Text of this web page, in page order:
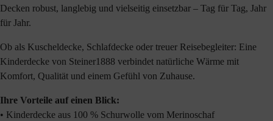
Decken robust, langlebig und vielseitig einsetzbar – Tag für Tag, Jahr
für Jahr.
Ob als Kuscheldecke, Schlafdecke oder treuer Reisebegleiter: Eine
Kinderdecke von Steiner1888 verbindet natürliche Wärme mit
Komfort, Qualität und einem Gefühl von Zuhause.
Ihre Vorteile auf einen Blick:
• Kinderdecke aus 100 % Schurwolle vom Merinoschaf